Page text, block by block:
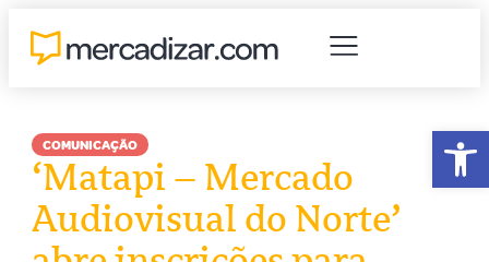
COMUNICAÇÃO
‘Matapi – Mercado
Audiovisual do Norte’